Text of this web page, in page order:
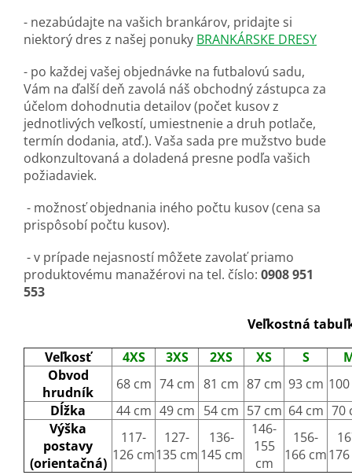
- nezabúdajte na vašich brankárov, pridajte si
niektorý dres z našej ponuky BRANKÁRSKE DRESY
- po každej vašej objednávke na futbalovú sadu,
Vám na ďalší deň zavolá náš obchodný zástupca za
účelom dohodnutia detailov (počet kusov z
jednotlivých veľkostí, umiestnenie a druh potlače,
termín dodania, atď.). Vaša sada pre mužstvo bude
odkonzultovaná a doladená presne podľa vašich
požiadaviek.
- možnosť objednania iného počtu kusov (cena sa
prispôsobí počtu kusov).
- v prípade nejasností môžete zavolať priamo
produktovému manažérovi na tel. číslo: 0908 951
553
Veľkostná
Veľkosť
4XS 3XS 2XS XS S
Obvod
hrudník
68 cm 74 cm 81 cm 87 cm 93 cm
Dĺžka
44 cm 49 cm 54 cm 57 cm 64 cm 70
Výška
postavy
(orientačná)
117-
126 cm
127-
135 cm
136-
145 cm
146-
155
cm
156-
166 cm